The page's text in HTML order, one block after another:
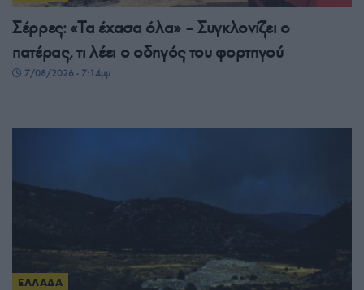
Σέρρες: «Τα έχασα όλα» – Συγκλονίζει ο
πατέρας, τι λέει ο οδηγός του φορτηγού
7/08/2026 - 7:14μμ
ΕΛΛΑΔΑ